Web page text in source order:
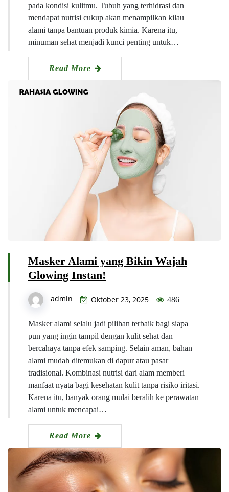
pada kondisi kulitmu. Tubuh yang terhidrasi dan
mendapat nutrisi cukup akan menampilkan kilau
alami tanpa bantuan produk kimia. Karena itu,
minuman sehat menjadi kunci penting untuk…
Read More
Masker Alami yang Bikin Wajah
Glowing Instan!
admin Oktober 23, 2025 486
Masker alami selalu jadi pilihan terbaik bagi siapa
pun yang ingin tampil dengan kulit sehat dan
bercahaya tanpa efek samping. Selain aman, bahan
alami mudah ditemukan di dapur atau pasar
tradisional. Kombinasi nutrisi dari alam memberi
manfaat nyata bagi kesehatan kulit tanpa risiko iritasi.
Karena itu, banyak orang mulai beralih ke perawatan
alami untuk mencapai…
Read More